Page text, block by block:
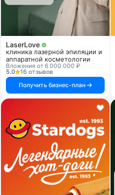
LaserLove
клиника лазерной эпиляции и
аппаратной косметологии
Вложения от 6 000 000 ₽
5.0
16 отзывов
Получить бизнес-план